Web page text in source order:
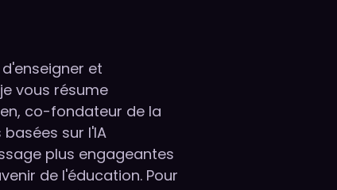
et
vous résume
co-fondateur de la
sur l'IA
plus engageantes
de l'éducation. Pour